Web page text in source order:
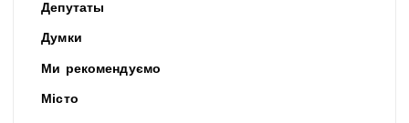
Депутаты
Думки
Ми рекомендуємо
Місто